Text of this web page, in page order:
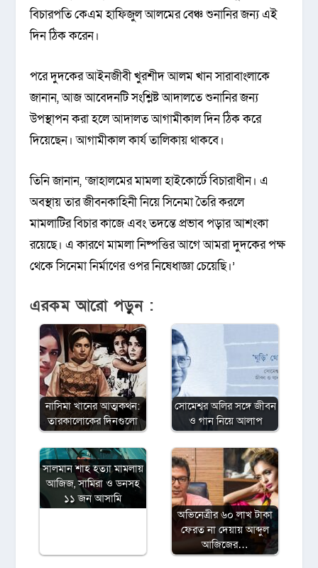
বিচারপতি কেএম হাফিজুল আলমের বেঞ্চ শুনানির জন্য এই
দিন ঠিক করেন।
পরে দুদকের আইনজীবী খুরশীদ আলম খান সারাবাংলাকে
জানান, আজ আবেদনটি সংশ্লিষ্ট আদালতে শুনানির জন্য
উপস্থাপন করা হলে আদালত আগামীকাল দিন ঠিক করে
দিয়েছেন। আগামীকাল কার্য তালিকায় থাকবে।
তিনি জানান, ‘জাহালমের মামলা হাইকোর্টে বিচারাধীন। এ
অবস্থায় তার জীবনকাহিনী নিয়ে সিনেমা তৈরি করলে
মামলাটির বিচার কাজে এবং তদন্তে প্রভাব পড়ার আশংকা
রয়েছে। এ কারণে মামলা নিষ্পত্তির আগে আমরা দুদকের পক্ষ
থেকে সিনেমা নির্মাণের ওপর নিষেধাজ্ঞা চেয়েছি।’
এরকম আরো পড়ুন :
নাসিমা খানের আত্মকথন:
তারকালোকের দিনগুলো
সোমেশ্বর অলির সঙ্গে জীবন
ও গান নিয়ে আলাপ
সালমান শাহ হত্যা মামলায়
আজিজ, সামিরা ও ডনসহ
১১ জন আসামি
অভিনেত্রীর ৬০ লাখ টাকা
ফেরত না দেয়ায় আব্দুল
আজিজের…